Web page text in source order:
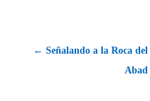
← Señalando a la Roca del
Abad